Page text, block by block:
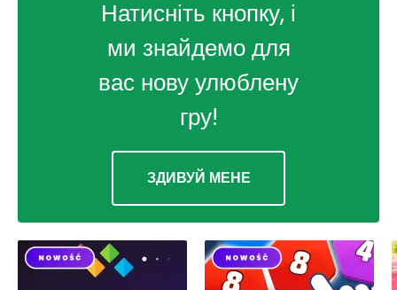
Натисніть кнопку, і
ми знайдемо для
вас нову улюблену
гру!
ЗДИВУЙ МЕНЕ